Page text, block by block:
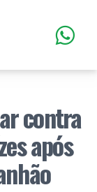
contra
após